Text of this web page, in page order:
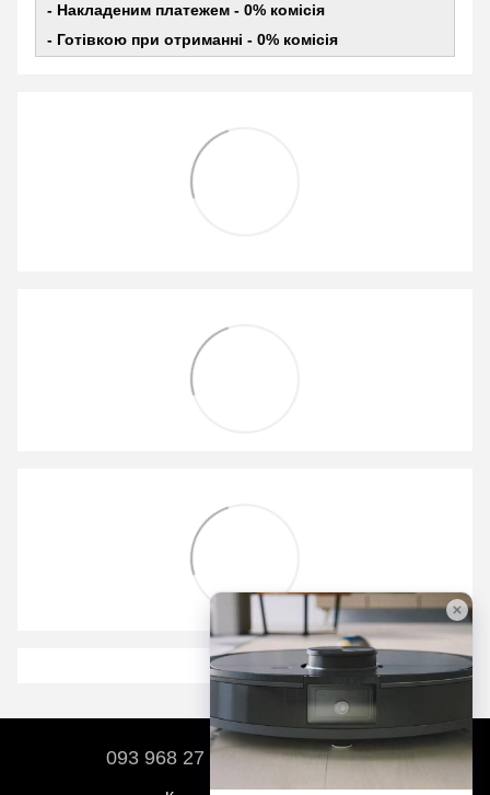
- Накладеним платежем - 0% комісія
- Готівкою при отриманні - 0% комісія
093 968 27 17 067 212 01 02